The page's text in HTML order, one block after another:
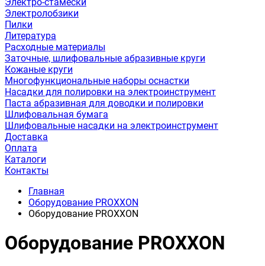
Электролобзики
Пилки
Литература
Расходные материалы
Заточные, шлифовальные абразивные круги
Кожаные круги
Многофункциональные наборы оснастки
Насадки для полировки на электроинструмент
Паста абразивная для доводки и полировки
Шлифовальная бумага
Шлифовальные насадки на электроинструмент
Доставка
Оплата
Каталоги
Контакты
Главная
Оборудование PROXXON
Оборудование PROXXON
Оборудование PROXXON